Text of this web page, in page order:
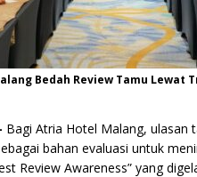
Bedah Review Tamu Lewat
Bagi Atria Hotel Malang, ulasan
bahan evaluasi untuk
Review Awareness” yang